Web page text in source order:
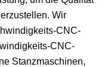
Wir
CNC-
CNC-
Stanzmaschinen,